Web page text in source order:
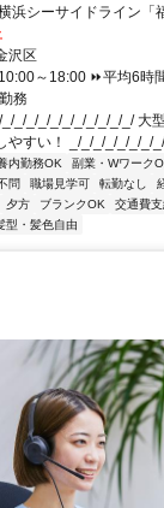
浜シーサイドライン「
沢区
～18:00 ⏩平均6
務
_/_/_/_/_/_/_/_/_/_/ 大
やすい！ _/_/_/_/_/_/_/_/
内勤務OK 副業・Wワーク
問 職場見学可 転勤なし
夕方 ブランクOK 交通費
型・髪色自由